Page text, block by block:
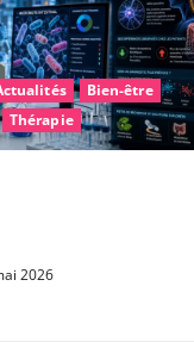
Bien-être
Thérapie
2026